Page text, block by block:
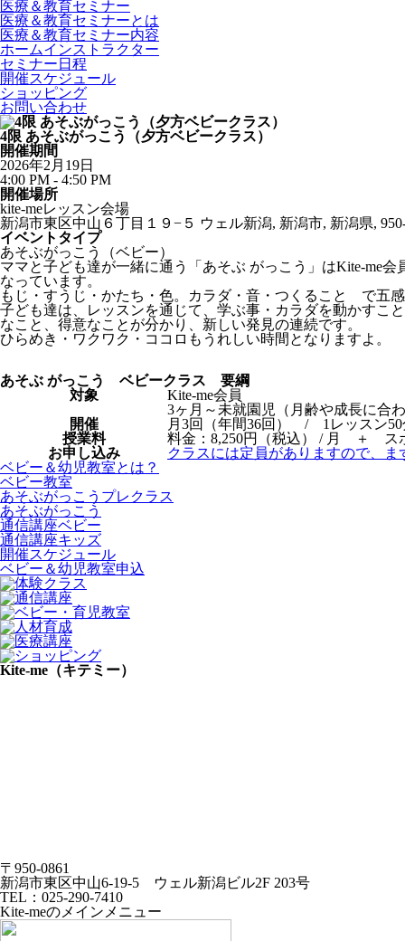
医療＆教育セミナー
医療＆教育セミナーとは
医療＆教育セミナー内容
ホームインストラクター
セミナー日程
開催スケジュール
ショッピング
お問い合わせ
4限 あそぶがっこう（夕方ベビークラス）
開催期間
2026年2月19日
4:00 PM - 4:50 PM
開催場所
kite-meレッスン会場
新潟市東区中山６丁目１９−５ ウェル新潟, 新潟市, 新潟県, 950-
イベントタイプ
あそぶがっこう（ベビー）
ママと子ども達が一緒に通う「あそぶ がっこう」はKite-me
なっています。
もじ・すうじ・かたち・色。カラダ・音・つくること で五感
子ども達は、レッスンを通じて、学ぶ事・カラダを動かすこ
なこと、得意なことが分かり、新しい発見の連続です。
ひらめき・ワクワク・ココロもうれしい時間となりますよ。
あそぶ がっこう ベビークラス 要綱
対象
Kite-me会員
3ヶ月～未就園児（月齢や成長に合
開催
月3回（年間36回） / 1レッスン50
授業料
料金：8,250円（税込） / 月 ＋ ス
お申し込み
クラスには定員がありますので、ま
ベビー＆幼児教室とは？
ベビー教室
あそぶがっこうプレクラス
あそぶがっこう
通信講座ベビー
通信講座キッズ
開催スケジュール
ベビー＆幼児教室申込
Kite-me（キテミー）
〒950-0861
新潟市東区中山6-19-5 ウェル新潟ビル2F 203号
TEL：025-290-7410
Kite-meのメインメニュー